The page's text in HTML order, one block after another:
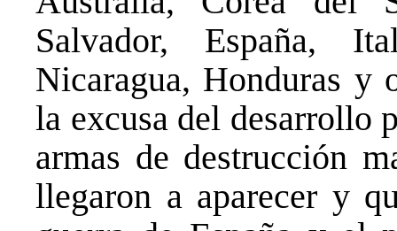
Salvador, España,
Nicaragua, Honduras y
la excusa del desarrollo
armas de destrucción
llegaron a aparecer y